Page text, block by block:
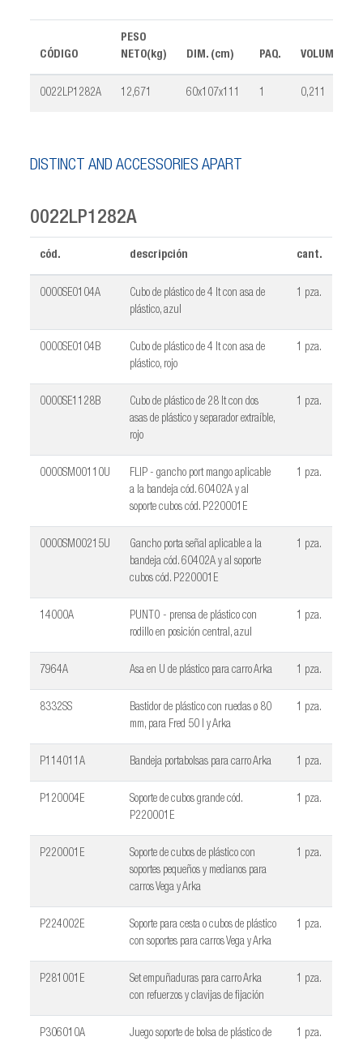
CÓDIGO
PESO
NETO(kg)
DIM. (cm) PAQ.
0022LP1282A 12,671 60x107x111 1 0,211
DISTINCT AND ACCESSORIES APART
0022LP1282A
cód. descripción cant.
0000SE0104A
Cubo de plástico de 4 lt con asa de
plástico, azul
1 pza.
0000SE0104B
Cubo de plástico de 4 lt con asa de
plástico, rojo
1 pza.
0000SE1128B
Cubo de plástico de 28 lt con dos
asas de plástico y separador extraíble,
rojo
1 pza.
0000SM00110U
FLIP - gancho port mango aplicable
a la bandeja cód. 60402A y al
soporte cubos cód. P220001E
1 pza.
0000SM00215U
Gancho porta señal aplicable a la
bandeja cód. 60402A y al soporte
cubos cód. P220001E
1 pza.
14000A
PUNTO - prensa de plástico con
rodillo en posición central, azul
1 pza.
7964A Asa en U de plástico para carro Arka 1 pza.
8332SS
Bastidor de plástico con ruedas ø 80
mm, para Fred 50 l y Arka
1 pza.
P114011A Bandeja portabolsas para carro Arka 1 pza.
P120004E
Soporte de cubos grande cód.
P220001E
1 pza.
P220001E
Soporte de cubos de plástico con
soportes pequeños y medianos para
carros Vega y Arka
1 pza.
P224002E
Soporte para cesta o cubos de plástico
con soportes para carros Vega y Arka
1 pza.
P281001E
Set empuñaduras para carro Arka
con refuerzos y clavijas de fijación
1 pza.
P306010A
Juego soporte de bolsa de plástico de
1 pza.